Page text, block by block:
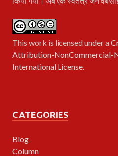
This work is licensed under a
Attribution-NonCommercial-
International License.
CATEGORIES
Blog
Column